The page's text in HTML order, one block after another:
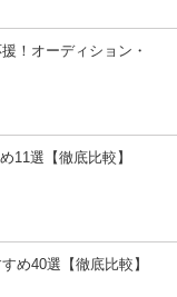
！オーディション・
11選【徹底比較】
め40選【徹底比較】